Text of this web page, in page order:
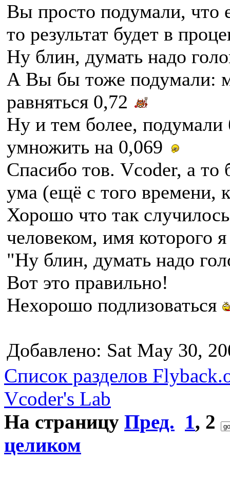
Вы просто подумали, что
то результат будет в
Ну блин, думать надо
А Вы бы тоже подумали:
равняться 0,72
Ну и тем более,
умножить на 0,069
Спасибо тов. Vcoder, а
ума (ещё с того времени,
Хорошо что так
человеком, имя которого
"Ну блин, думать надо
Вот это правильно!
Нехорошо подлизоваться
Добавлено: Sat May 30,
Список разделов
Vcoder's Lab
На страницу Пред. 1, 2
целиком